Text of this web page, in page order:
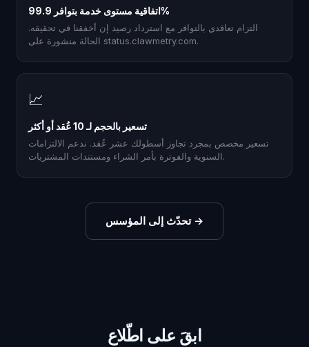
اتفاقية مستوى خدمة بتوافر 99.9%
التزام تعاقدي بالتوافر مع استرداد رصيد إن أخفقنا في تحقيقه.
الحالة منشورة على status.clawmetry.com.
📈
تسعير بالحجم لـ 10 عُقد أو أكثر
تسعير مخصص بمجرد تجاوز أسطولك عشر عُقد. ندعم الالتزامات
السنوية والفوترة بأمر الشراء ومستندات المشتريات.
تحدّث إلى المؤسس→
ابقَ على اطّلاع